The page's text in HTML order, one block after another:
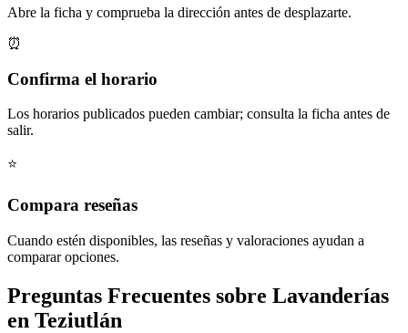
Abre la ficha y comprueba la dirección antes de desplazarte.
⏰
Confirma el horario
Los horarios publicados pueden cambiar; consulta la ficha antes de
salir.
⭐
Compara reseñas
Cuando estén disponibles, las reseñas y valoraciones ayudan a
comparar opciones.
Preguntas Frecuentes sobre Lavanderías
en Teziutlán